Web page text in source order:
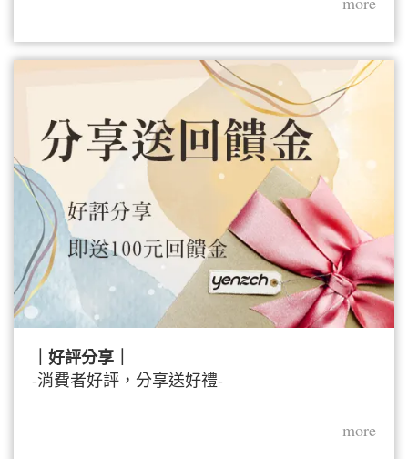
｜好評分享｜
-消費者好評，分享送好禮-
more